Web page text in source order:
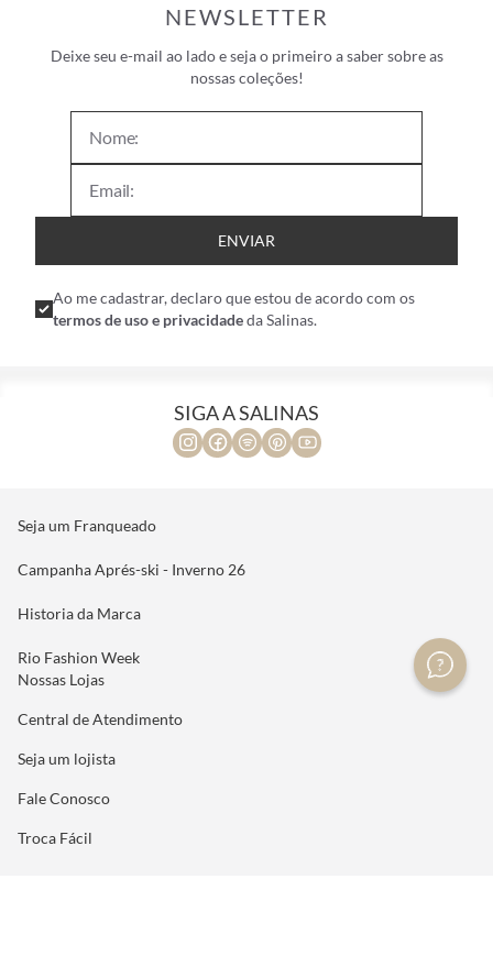
NEWSLETTER
Deixe seu e-mail ao lado e seja o primeiro a saber sobre as
nossas coleções!
ENVIAR
Ao me cadastrar, declaro que estou de acordo com os
termos de uso e privacidadeda Salinas.
SIGA A SALINAS
Seja um Franqueado
Campanha Aprés-ski - Inverno 26
Historia da Marca
Rio Fashion Week
Nossas Lojas
Central de Atendimento
Seja um lojista
Fale Conosco
Troca Fácil